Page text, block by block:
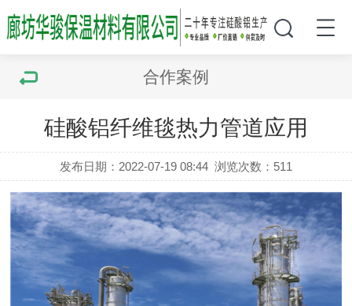
合作案例
硅酸铝纤维毯热力管道应用
发布日期：2022-07-19 08:44 浏览次数： 511